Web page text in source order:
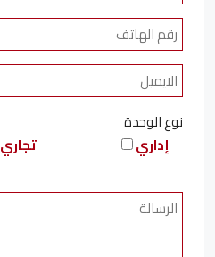
نوع الوحدة
تجاري إداري